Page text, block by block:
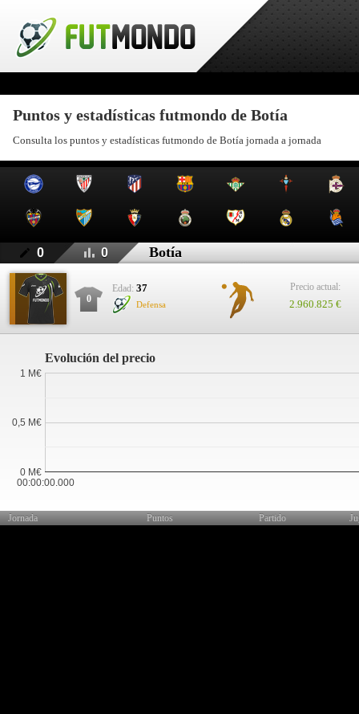
Puntos y estadísticas futmondo de Botía
Consulta los puntos y estadísticas futmondo de Botía jornada a jornada
0 0 Botía
0
Edad: 37
Defensa
Precio actual:
2.960.825 €
Evolución del precio
00:00:00.000
0 M€
0,5 M€
1 M€
Jornada Puntos Partido